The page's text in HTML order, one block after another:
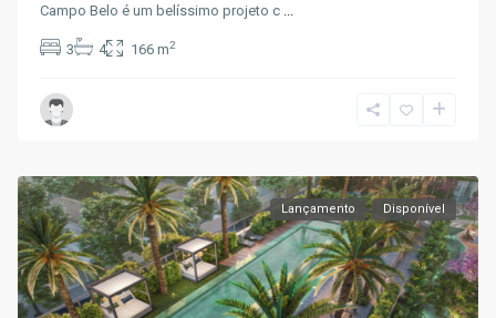
Campo Belo é um belíssimo projeto c
3 4 166 m2
Lançamento Disponível